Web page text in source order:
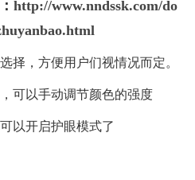
： http://www.nndssk.com/do
择，方便用户们视情况而定。
可以手动调节颜色的强度
以开启护眼模式了